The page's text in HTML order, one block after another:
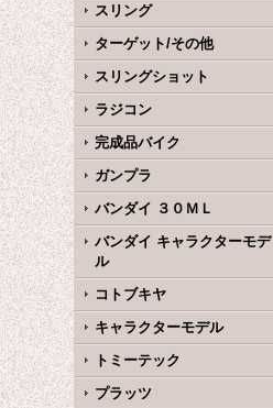
スリング
ターゲット/その他
スリングショット
ラジコン
完成品バイク
ガンプラ
バンダイ ３０ＭＬ
バンダイ キャラクターモデ
ル
コトブキヤ
キャラクターモデル
トミーテック
プラッツ